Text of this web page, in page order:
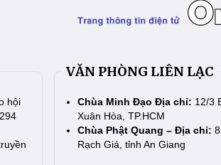
hội
VĂN PHÒNG LIÊN LẠC
Chùa Minh Đạo Địa chỉ: 12/3
Xuân Hòa, TP.HCM
Chùa Phật Quang – Địa chỉ:
Rạch Giá, tỉnh An Giang